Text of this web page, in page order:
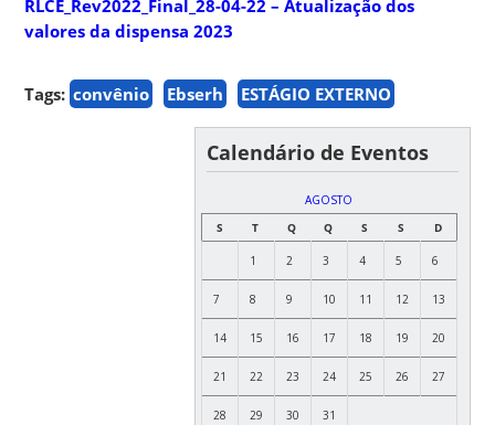
RLCE_Rev2022_Final_28-04-22 – Atualização dos
valores da dispensa 2023
Tags: convênio Ebserh ESTÁGIO EXTERNO
Calendário de Eventos
AGOSTO
S
T Q Q S S D
1 2 3 4 5 6
7 8 9 10 11 12 13
14 15 16 17 18 19 20
21 22 23 24 25 26 27
28 29 30 31